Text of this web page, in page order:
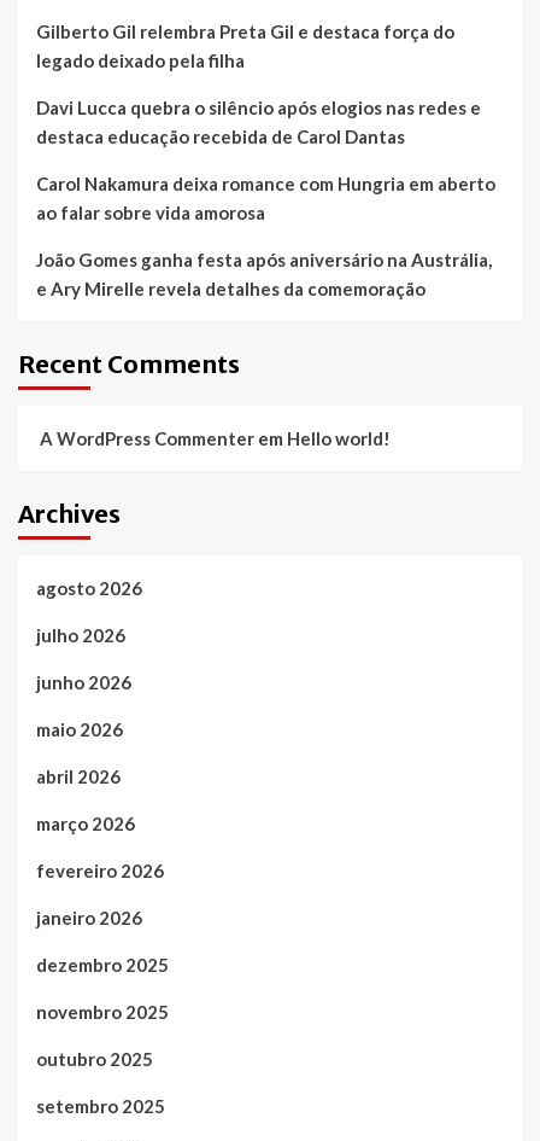
Gilberto Gil relembra Preta Gil e destaca força do
legado deixado pela filha
Davi Lucca quebra o silêncio após elogios nas redes e
destaca educação recebida de Carol Dantas
Carol Nakamura deixa romance com Hungria em aberto
ao falar sobre vida amorosa
João Gomes ganha festa após aniversário na Austrália,
e Ary Mirelle revela detalhes da comemoração
Recent Comments
A WordPress Commenter em Hello world!
Archives
agosto 2026
julho 2026
junho 2026
maio 2026
abril 2026
março 2026
fevereiro 2026
janeiro 2026
dezembro 2025
novembro 2025
outubro 2025
setembro 2025